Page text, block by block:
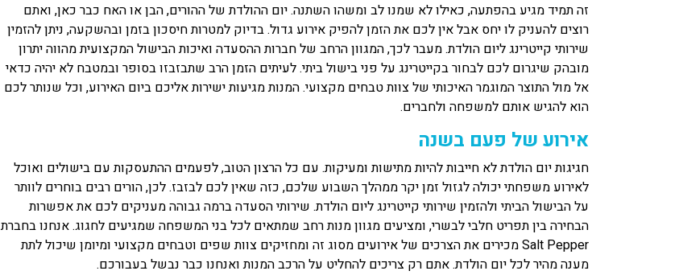
זה תמיד מגיע בהפתעה, כאילו לא שמנו לב ומשהו השתנה. יום ההולדת של ההורים, הבן או האח כבר כאן, ואתם
רוצים להעניק לו יחס אבל אין לכם את הזמן להפיק אירוע גדול. בדיוק למטרות חיסכון בזמן ובהשקעה, ניתן להזמין
שירותי קייטרינג ליום הולדת. מעבר לכך, המגוון הרחב של חברות ההסעדה ואיכות הבישול המקצועית מהווה יתרון
מובהק שיגרום לכם לבחור בקייטרינג על פני בישול ביתי. לעיתים הזמן הרב שתבזבזו בסופר ובמטבח לא יהיה כדאי
אל מול התוצר המוגמר האיכותי של צוות טבחים מקצועי. המנות מגיעות ישירות אליכם ביום האירוע, וכל שנותר לכם
הוא להגיש אותם למשפחה ולחברים.
אירוע של פעם בשנה
חגיגות יום הולדת לא חייבות להיות מתישות ומעיקות. עם כל הרצון הטוב, לפעמים ההתעסקות עם בישולים ואוכל
לאירוע משפחתי יכולה לגזול זמן יקר ממהלך השבוע שלכם, כזה שאין לכם לבזבז. לכן, הורים רבים בוחרים לוותר
על הבישול הביתי ולהזמין שירותי קייטרינג ליום הולדת. שירותי הסעדה ברמה גבוהה מעניקים לכם את אפשרות
הבחירה בין תפריט חלבי לבשרי, ומציעים מגוון מנות רחב שמתאים לכל בני המשפחה שמגיעים לחגוג. אנחנו בחברת
Salt Pepper מכירים את הצרכים של אירועים מסוג זה ומחזיקים צוות שפים וטבחים מקצועי ומיומן שיכול לתת
מענה מהיר לכל יום הולדת. אתם רק צריכים להחליט על הרכב המנות ואנחנו כבר נבשל בעבורכם.